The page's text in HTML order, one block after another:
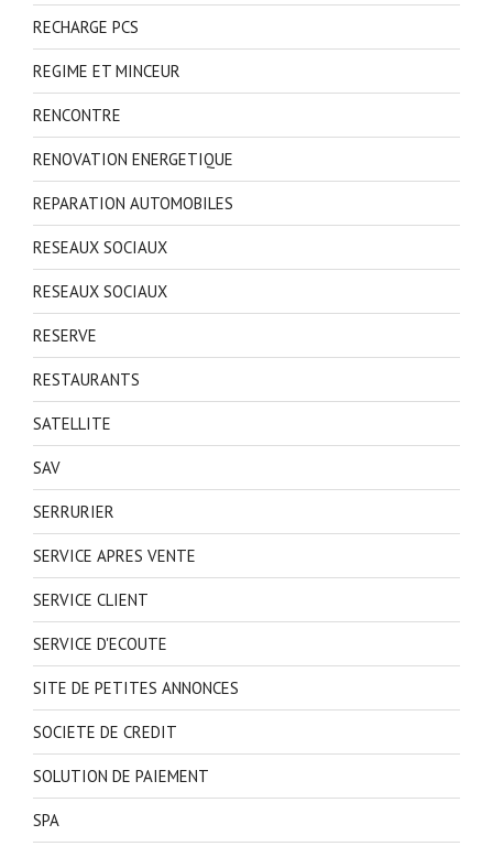
RECHARGE PCS
REGIME ET MINCEUR
RENCONTRE
RENOVATION ENERGETIQUE
REPARATION AUTOMOBILES
RESEAUX SOCIAUX
RESEAUX SOCIAUX
RESERVE
RESTAURANTS
SATELLITE
SAV
SERRURIER
SERVICE APRES VENTE
SERVICE CLIENT
SERVICE D'ECOUTE
SITE DE PETITES ANNONCES
SOCIETE DE CREDIT
SOLUTION DE PAIEMENT
SPA